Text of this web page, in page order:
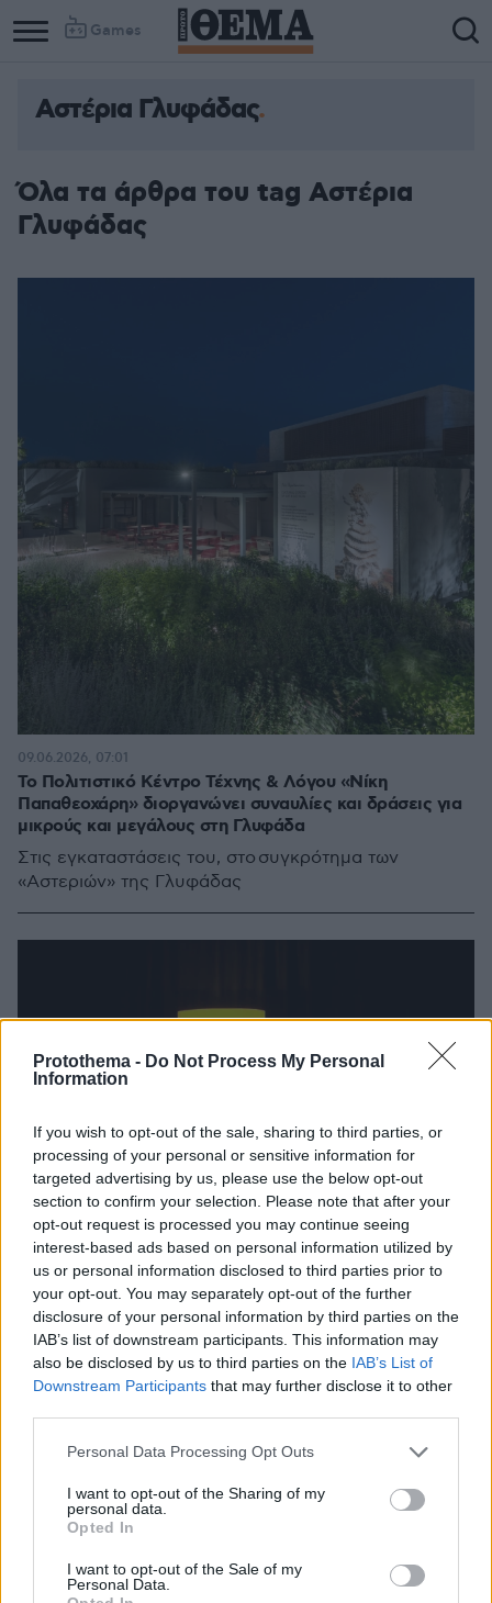
Protothema - Do Not Process My Personal
Information
If you wish to opt-out of the sale, sharing to third parties, or
processing of your personal or sensitive information for
targeted advertising by us, please use the below opt-out
section to confirm your selection. Please note that after your
opt-out request is processed you may continue seeing
interest-based ads based on personal information utilized by
us or personal information disclosed to third parties prior to
your opt-out. You may separately opt-out of the further
disclosure of your personal information by third parties on the
IAB’s list of downstream participants. This information may
also be disclosed by us to third parties on the IAB’s List of
Downstream Participants that may further disclose it to other
Please note that this website/app uses one or more Google
not limited to your visit or usage behaviour. You may click to
grant or deny consent to Google and its third-party tags to
use your data for below specified purposes in below Google
consent section.
Personal Data Processing Opt Outs
I want to opt-out of the Sharing of my
personal data.
Opted In
I want to opt-out of the Sale of my
Personal Data.
Games
Αστέρια Γλυφάδας
Όλα τα άρθρα του tag Αστέρια
Γλυφάδας
Το Πολιτιστικό Κέντρο Τέχνης & Λόγου «Νίκη
Παπαθεοχάρη» διοργανώνει συναυλίες και δράσεις για
μικρούς και μεγάλους στη Γλυφάδα
Στις εγκαταστάσεις του, στο συγκρότημα των
«Αστεριών» της Γλυφάδας
09.06.2026, 07:01
Ο Αργύρης Παπαργυρόπουλος στο protothema: Μόνο η
ντροπή για τα παιδιά μου με απασχολεί - Φτωχός σε
υπόγειο μεγάλωσα, δεν θα μου λείψει η βίλα
Με πάνω από 50 χρόνια στον χώρο της νυχτερινής
του σήμερα, το παρόν και το μέλλον της
διασκέδασης αλλά και τις «χρυσές» εποχές επί
01.11.2025, 12:24 146